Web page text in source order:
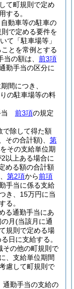
て町規則で定め
する。
動車等の駐車の
で定める要件を
て「駐車場等」
とを常例とする
当の額は、 前3項
勤手当の区分に
間につき、
の駐車場等の料
当 前3項の規定
で除して得た額
その合計額)
第
その支給単位期
以上ある場合に
める額の合計額
第2項から前項
手当に係る支給
き、15万円に当
る。
る通勤手当にあ
月(当該月に通
規則で定める場
日に支給する。
その他の町規則で
、支給単位期間
慮して町規則で
通勤手当の支給の